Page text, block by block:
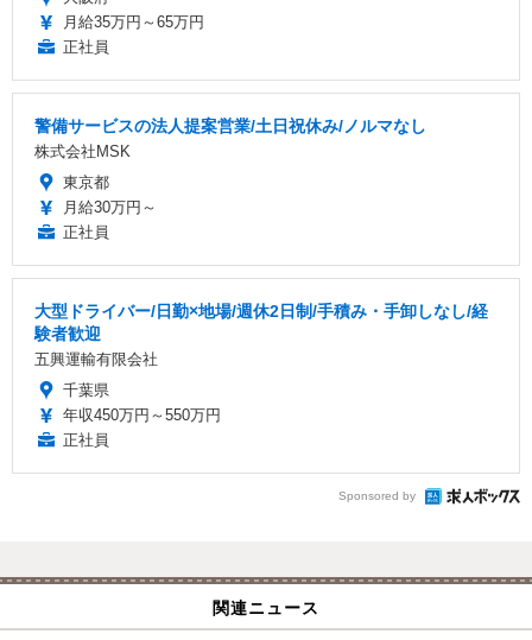
月給35万円～65万円
正社員
警備サービスの法人提案営業/土日祝休み/ノルマなし
株式会社MSK
東京都
月給30万円～
正社員
大型ドライバー/日勤×地場/週休2日制/手積み・手卸しなし/経
験者歓迎
五興運輸有限会社
千葉県
年収450万円～550万円
正社員
Sponsored by
関連ニュース